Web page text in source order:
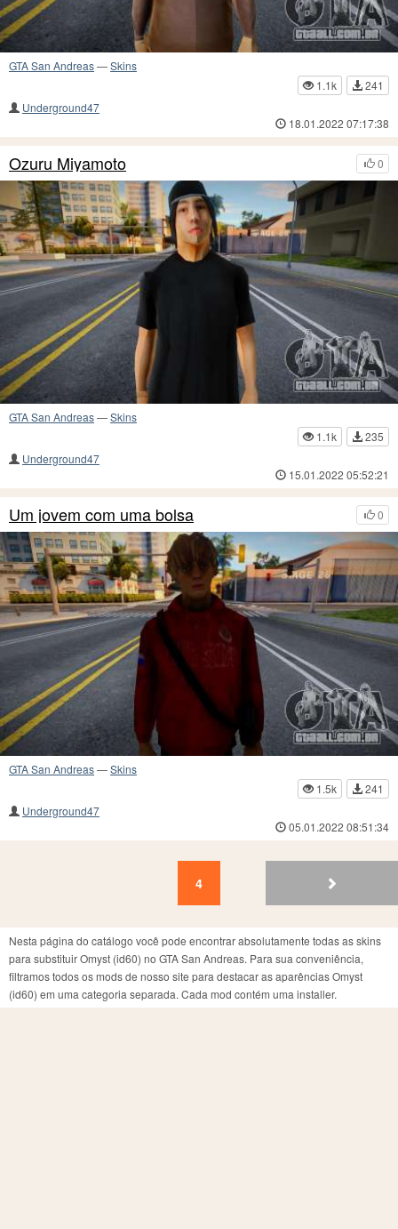
GTA San Andreas—Skins
1.1k
241
Underground47
18.01.2022 07:17:38
0
Ozuru Miyamoto
GTA San Andreas—Skins
1.1k
235
Underground47
15.01.2022 05:52:21
0
Um jovem com uma bolsa
GTA San Andreas—Skins
1.5k
241
Underground47
05.01.2022 08:51:34
1
4
Nesta página do catálogo você pode encontrar absolutamente todas as skins
para substituir Omyst (id60) no GTA San Andreas. Para sua conveniência,
filtramos todos os mods de nosso site para destacar as aparências Omyst
(id60) em uma categoria separada. Cada mod contém uma installer.